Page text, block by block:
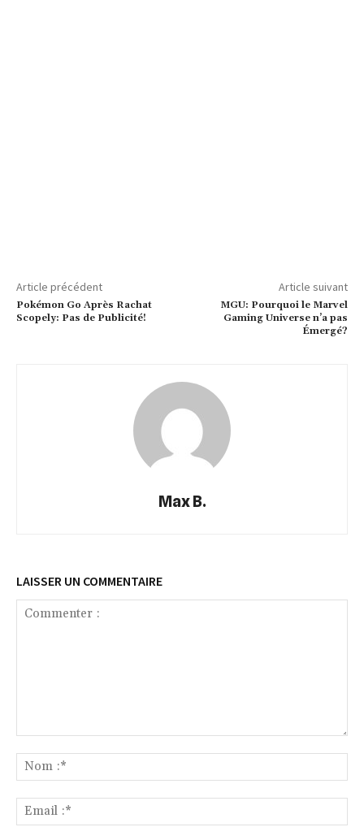
Article précédent
Pokémon Go Après Rachat
Scopely: Pas de Publicité!
Article suivant
MGU: Pourquoi le Marvel
Gaming Universe n’a pas
Émergé?
Max B.
LAISSER UN COMMENTAIRE